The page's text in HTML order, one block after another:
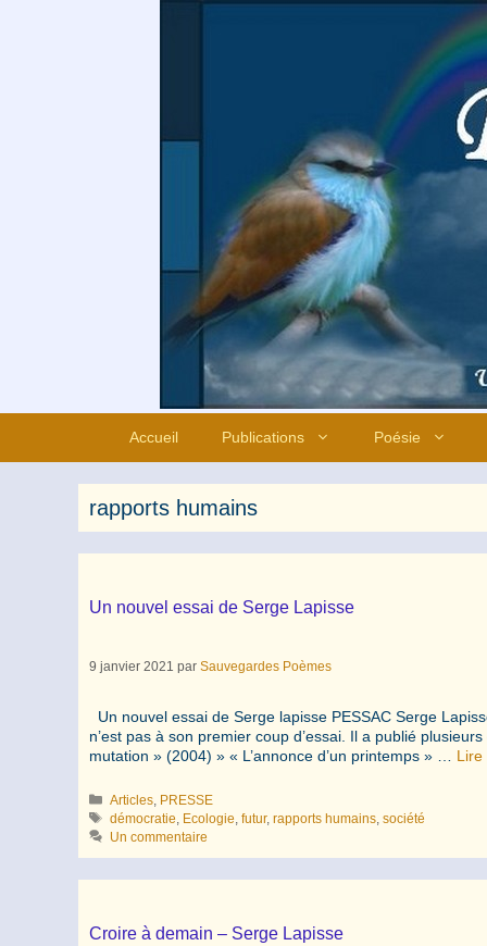
Accueil Publications Poésie
rapports humains
Un nouvel essai de Serge Lapisse
9 janvier 2021 par Sauvegardes Poèmes
Un nouvel essai de Serge lapisse PESSAC Serge
n’est pas à son premier coup d’essai. Il a publié
mutation » (2004) » « L’annonce d’un printemps » … Lire
Catégories
Articles PRESSE
Étiquettes
démocratie Ecologie ,futur,rapports humains ,société
Un commentaire
Croire à demain – Serge Lapisse